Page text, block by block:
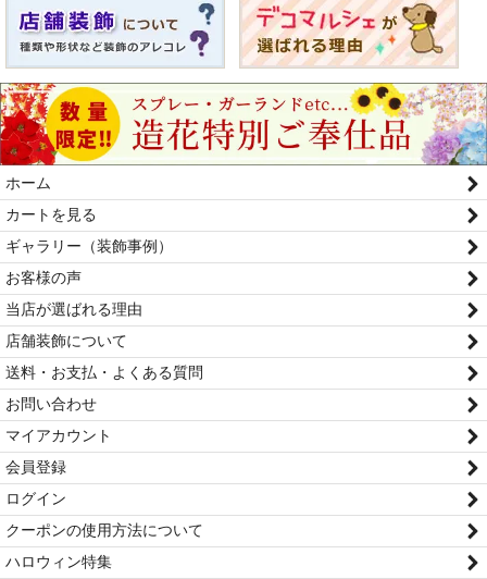
ホーム
カートを見る
ギャラリー（装飾事例）
お客様の声
当店が選ばれる理由
店舗装飾について
送料・お支払・よくある質問
お問い合わせ
マイアカウント
会員登録
ログイン
クーポンの使用方法について
ハロウィン特集